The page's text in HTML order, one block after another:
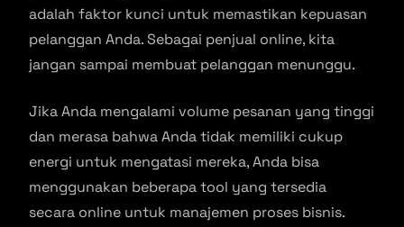
adalah faktor kunci untuk memastikan kepuasan
pelanggan Anda. Sebagai penjual online, kita
jangan sampai membuat pelanggan menunggu.
Jika Anda mengalami volume pesanan yang tinggi
dan merasa bahwa Anda tidak memiliki cukup
energi untuk mengatasi mereka, Anda bisa
menggunakan beberapa tool yang tersedia
secara online untuk manajemen proses bisnis.